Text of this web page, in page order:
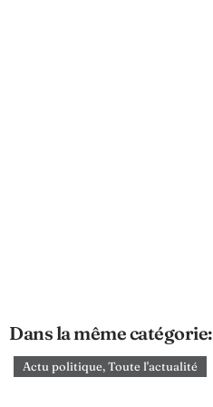
Dans la même catégorie:
Actu politique,Toute l'actualité